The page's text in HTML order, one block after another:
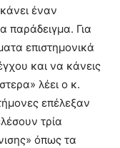
έναν
παράδειγμα. Για
επιστημονικά
και να κάνεις
λέει ο κ.
επέλεξαν
τρία
όπως τα